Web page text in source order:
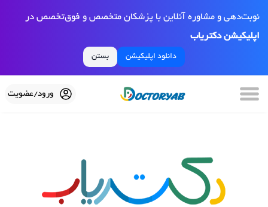
نوبت‌دهی و مشاوره آنلاین با پزشکان متخصص و فوق‌تخصص در
اپلیکیشن دکتریاب
دانلود اپلیکیشن بستن
ورود/عضویت